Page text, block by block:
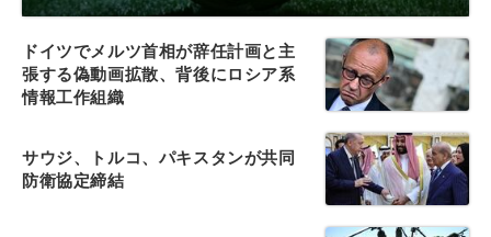
ドイツでメルツ首相が辞任計画と主
張する偽動画拡散、背後にロシア系
情報工作組織
サウジ、トルコ、パキスタンが共同
防衛協定締結